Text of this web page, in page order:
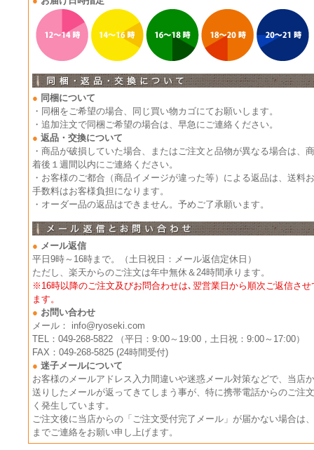
● 同梱について
・同梱をご希望の場合、同じ買い物カゴにてお願いします。
・追加注文で同梱ご希望の場合は、早急にご連絡ください。
● 返品・交換について
・商品が破損していた場合、またはご注文と品物が異なる場合は、
着後１週間以内にご連絡ください。
・お客様のご都合（商品イメージが違った等）による返品は、送料
手数料はお客様負担になります。
・オーダー品の返品はできません。予めご了承願います。
● メール返信
平日9時～16時まで。（土日祝日：メール返信定休日）
ただし、楽天からのご注文は年中無休＆24時間承ります。
※16時以降のご注文及びお問合わせは､翌営業日から順次ご返信させ
ます。
● お問い合わせ
メール： info@ryoseki.com
TEL：049-268-5822 （平日：9:00～19:00，土日祝：9:00～17:00）
FAX：049-268-5825 (24時間受付)
● 迷子メールについて
お客様のメールアドレス入力間違いや迷惑メール対策などで、当店
送りしたメールが返ってきてしまう事が、特に携帯電話からのご注
く発生しています。
ご注文後に当店からの「ご注文受付完了メール」が届かない場合は
までご連絡をお願い申し上げます。